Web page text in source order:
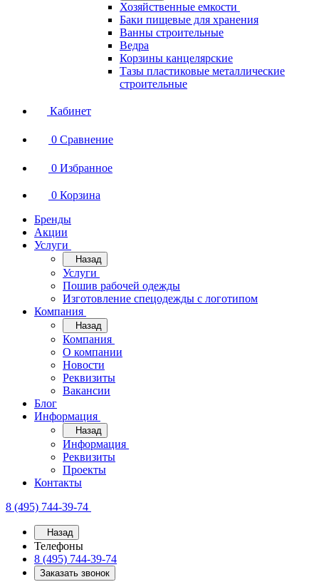
Хозяйственные емкости
Баки пищевые для хранения
Ванны строительные
Ведра
Корзины канцелярские
Тазы пластиковые металлические
строительные
Кабинет
0 Сравнение
0 Избранное
0 Корзина
Бренды
Акции
Услуги
Назад
Услуги
Пошив рабочей одежды
Изготовление спецодежды с логотипом
Компания
Назад
Компания
О компании
Новости
Реквизиты
Вакансии
Блог
Информация
Назад
Информация
Реквизиты
Проекты
Контакты
8 (495) 744-39-74
Назад
Телефоны
8 (495) 744-39-74
Заказать звонок